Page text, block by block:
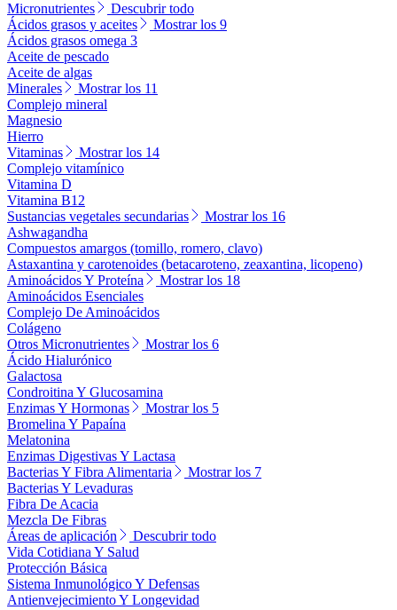
Micronutrientes
Descubrir todo
Ácidos grasos y aceites
Mostrar los 9
Ácidos grasos omega 3
Aceite de pescado
Aceite de algas
Minerales
Mostrar los 11
Complejo mineral
Magnesio
Hierro
Vitaminas
Mostrar los 14
Complejo vitamínico
Vitamina D
Vitamina B12
Sustancias vegetales secundarias
Mostrar los 16
Ashwagandha
Compuestos amargos (tomillo, romero, clavo)
Astaxantina y carotenoides (betacaroteno, zeaxantina, licopeno)
Aminoácidos Y Proteína
Mostrar los 18
Aminoácidos Esenciales
Complejo De Aminoácidos
Colágeno
Otros Micronutrientes
Mostrar los 6
Ácido Hialurónico
Galactosa
Condroitina Y Glucosamina
Enzimas Y Hormonas
Mostrar los 5
Bromelina Y Papaína
Melatonina
Enzimas Digestivas Y Lactasa
Bacterias Y Fibra Alimentaria
Mostrar los 7
Bacterias Y Levaduras
Fibra De Acacia
Mezcla De Fibras
Áreas de aplicación
Descubrir todo
Vida Cotidiana Y Salud
Protección Básica
Sistema Inmunológico Y Defensas
Antienvejecimiento Y Longevidad